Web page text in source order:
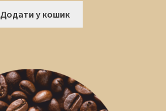
Додати у кошик